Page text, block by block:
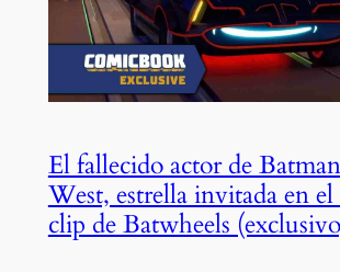
El fallecido actor de
West, estrella invitada en
clip de Batwheels